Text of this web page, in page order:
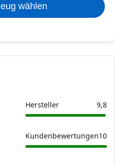
wählen
Hersteller 9,8
Kundenbewertungen10